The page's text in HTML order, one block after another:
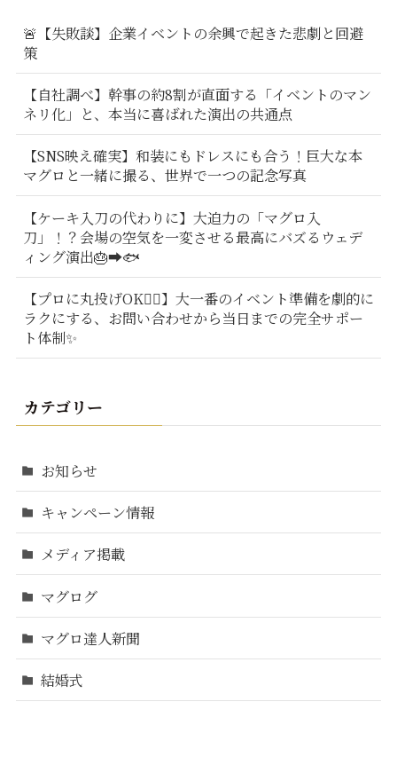
🚨【失敗談】企業イベントの余興で起きた悲劇と回避
策
【自社調べ】幹事の約8割が直面する「イベントのマン
ネリ化」と、本当に喜ばれた演出の共通点
【SNS映え確実】和装にもドレスにも合う！巨大な本
マグロと一緒に撮る、世界で一つの記念写真
【ケーキ入刀の代わりに】大迫力の「マグロ入
刀」！？会場の空気を一変させる最高にバズるウェデ
ィング演出🎂➡️🐟
【プロに丸投げOK🙆‍♂️】大一番のイベント準備を劇的に
ラクにする、お問い合わせから当日までの完全サポー
ト体制✨
カテゴリー
お知らせ
キャンペーン情報
メディア掲載
マグログ
マグロ達人新聞
結婚式